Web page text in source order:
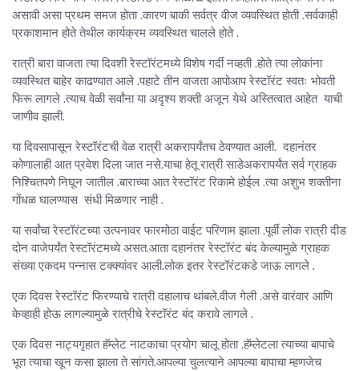
असावी असा प्रथम समज होता .कारण बाकी सर्वत्र वीज व्यवस्थित होती .सर्वकाही
प्रकाशमान होते तेथील कार्यक्रम व्यवस्थित चालले होते .
रात्री बारा वाजता त्या दिवशी रेस्टॉरंटमध्ये विशेष गर्दी नव्हती .होते त्या लोकांना
व्यवस्थित बाहेर काढण्यात आले .पहाटे तीन वाजता आपोआप रेस्टॉरंट स्वतः भोवती
फिरू लागले .त्याच वेळी सर्वांना या अदृश्य शक्ती अजून येथे अस्तित्वात आहेत याची
जाणीव झाली.
या दिवसापासून रेस्टॉरंटची वेळ रात्री अकरापर्यंतच ठेवण्यात आली. दहानंतर
कोणालाही आत प्रवेश दिला जात नसे.याचा हेतू रात्री साडेअकरापर्यंत सर्व ग्राहक
निश्चितपणे निघून जातील .बाराच्या आत रेस्टॉरंट रिकामे होईल .त्या अशुभ शक्तीना
गोंधळ घालण्यास संधी मिळणार नाही .
या सर्वांचा रेस्टॉरंटच्या उत्पनावर फारमोठा वाईट परिणाम झाला .पूर्वी लोक रात्री दीड
दोन वाजेपर्यंत रेस्टॉरंटमध्ये असत.आता दहानंतर रेस्टॉरंट बंद केल्यामुळे ग्राहक
संख्या एकदम पन्नास टक्क्यांवर आली.लोक इतर रेस्टॉरंटकडे जाऊ लागले .
एक दिवस रेस्टॉरंट फिरण्याचे रात्री दहालाच थांबले.वीज गेली .असे वारंवार आणि
केव्हाही होऊ लागल्यामुळे रात्रीचे रेस्टॉरंट बंद करावे लागले .
एक दिवस नाट्यगृहात हॅम्लेट नाटकाचा प्रयोग चालू होता .हॅम्लेटला त्याच्या बापाचे
भूत त्याचा खून कसा झाला ते सांगते.आपल्या चुलत्याने आपल्या बापाचा म्हणजेच